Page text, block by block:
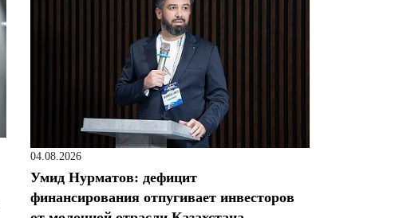
04.08.2026
Умид Нурматов: дефицит
финансирования отпугивает инвесторов